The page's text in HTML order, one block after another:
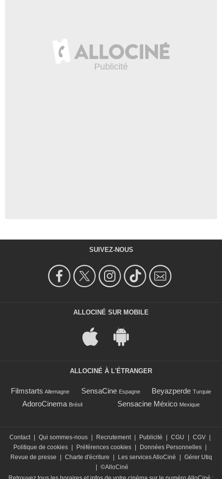
SUIVEZ-NOUS
ALLOCINÉ SUR MOBILE
ALLOCINÉ À L'ÉTRANGER
Filmstarts Allemagne SensaCine Espagne Beyazperde Turquie
AdoroCinema Brésil Sensacine México Mexique
Contact | Qui sommes-nous | Recrutement | Publicité | CGU | CGV |
Politique de cookies | Préférences cookies | Données Personnelles |
Revue de presse
| Charte d'écriture | Les services AlloCiné | Gérer Utiq
| ©AlloCiné